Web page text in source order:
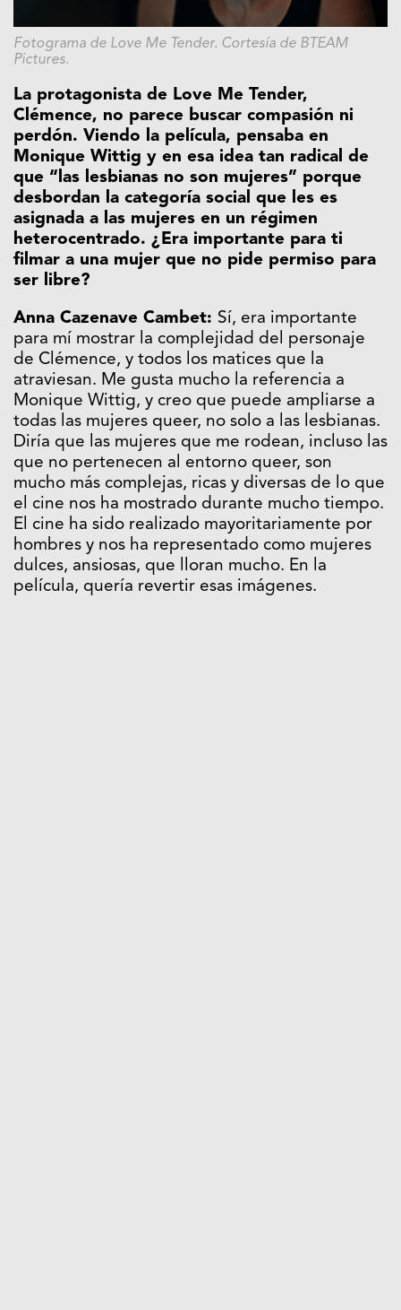
Fotograma de Love Me Tender. Cortesía de BTEAM
Pictures.
La protagonista de Love Me Tender,
Clémence, no parece buscar compasión ni
perdón. Viendo la película, pensaba en
Monique Wittig y en esa idea tan radical de
que “las lesbianas no son mujeres” porque
desbordan la categoría social que les es
asignada a las mujeres en un régimen
heterocentrado. ¿Era importante para ti
filmar a una mujer que no pide permiso para
ser libre?
Anna Cazenave Cambet: Sí, era importante
para mí mostrar la complejidad del personaje
de Clémence, y todos los matices que la
atraviesan. Me gusta mucho la referencia a
Monique Wittig, y creo que puede ampliarse a
todas las mujeres queer, no solo a las lesbianas.
Diría que las mujeres que me rodean, incluso las
que no pertenecen al entorno queer, son
mucho más complejas, ricas y diversas de lo que
el cine nos ha mostrado durante mucho tiempo.
El cine ha sido realizado mayoritariamente por
hombres y nos ha representado como mujeres
dulces, ansiosas, que lloran mucho. En la
película, quería revertir esas imágenes.